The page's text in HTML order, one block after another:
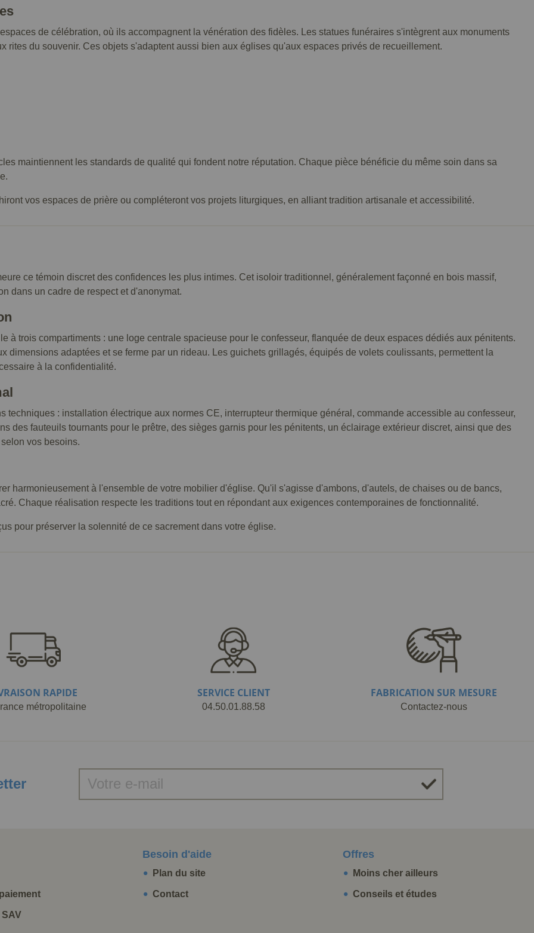
de célébration, où ils accompagnent la vénération des fidèles. Les statues funéraires s'intègrent aux monuments
rites du souvenir. Ces objets s'adaptent aussi bien aux églises qu'aux espaces privés de recueillement.
maintiennent les standards de qualité qui fondent notre réputation. Chaque pièce bénéficie du même soin dans sa
vos espaces de prière ou compléteront vos projets liturgiques, en alliant tradition artisanale et accessibilité.
ce témoin discret des confidences les plus intimes. Cet isoloir traditionnel, généralement façonné en bois massif,
dans un cadre de respect et d'anonymat.
à trois compartiments : une loge centrale spacieuse pour le confesseur, flanquée de deux espaces dédiés aux pénitents.
dimensions adaptées et se ferme par un rideau. Les guichets grillagés, équipés de volets coulissants, permettent la
à la confidentialité.
: installation électrique aux normes CE, interrupteur thermique général, commande accessible au confesseur,
des fauteuils tournants pour le prêtre, des sièges garnis pour les pénitents, un éclairage extérieur discret, ainsi que des
vos besoins.
harmonieusement à l'ensemble de votre mobilier d'église. Qu'il s'agisse d'ambons, d'autels, de chaises ou de bancs,
Chaque réalisation respecte les traditions tout en répondant aux exigences contemporaines de fonctionnalité.
pour préserver la solennité de ce sacrement dans votre église.
RAPIDE
métropolitaine
SERVICE CLIENT
04.50.01.88.58
FABRICATION SUR MESURE
Contactez-nous
Besoin d'aide
Plan du site
Contact
Offres
Moins cher ailleurs
Conseils et études